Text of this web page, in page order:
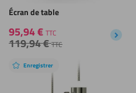
Écran de table
95,94€ TTC
119,94€ TTC
Enregistrer